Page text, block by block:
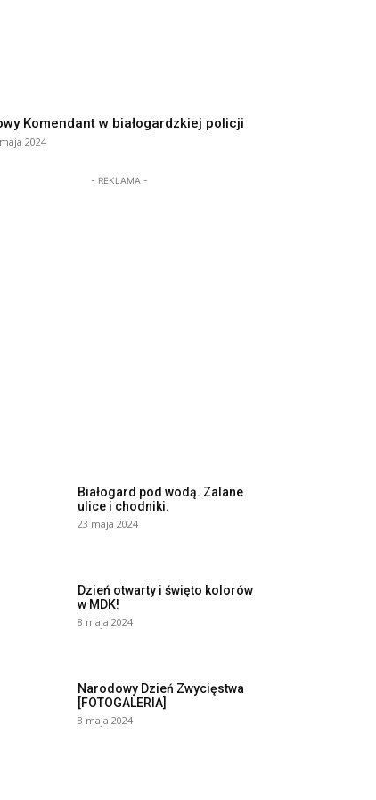
Komendant w białogardzkiej policji
2024
- REKLAMA -
Białogard pod wodą. Zalane
ulice i chodniki.
23 maja 2024
Dzień otwarty i święto kolorów
w MDK!
8 maja 2024
Narodowy Dzień Zwycięstwa
[FOTOGALERIA]
8 maja 2024